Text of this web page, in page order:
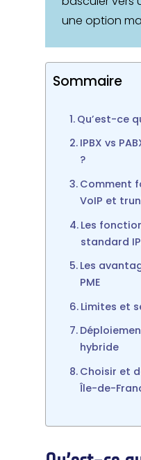
une option
Sommaire
Qu’est-ce
IPBX vs
?
Comment
VoIP et
Les
standard
Les
PME
Limites et
hybride
Choisir et
Île-de-